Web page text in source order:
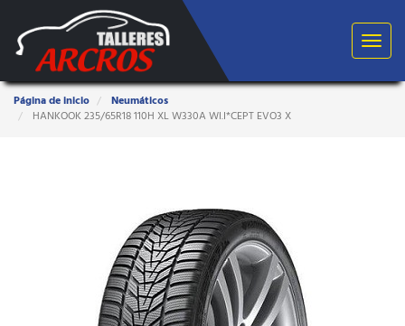
Toggle
Estas
aquí:
Página de inicio
Neumáticos
HANKOOK 235/65R18 110H XL W330A WI.I*CEPT EVO3 X